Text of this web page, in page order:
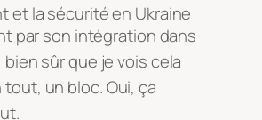
et la sécurité en Ukraine
par son intégration dans
bien sûr que je vois cela
tout, un bloc. Oui, ça
.